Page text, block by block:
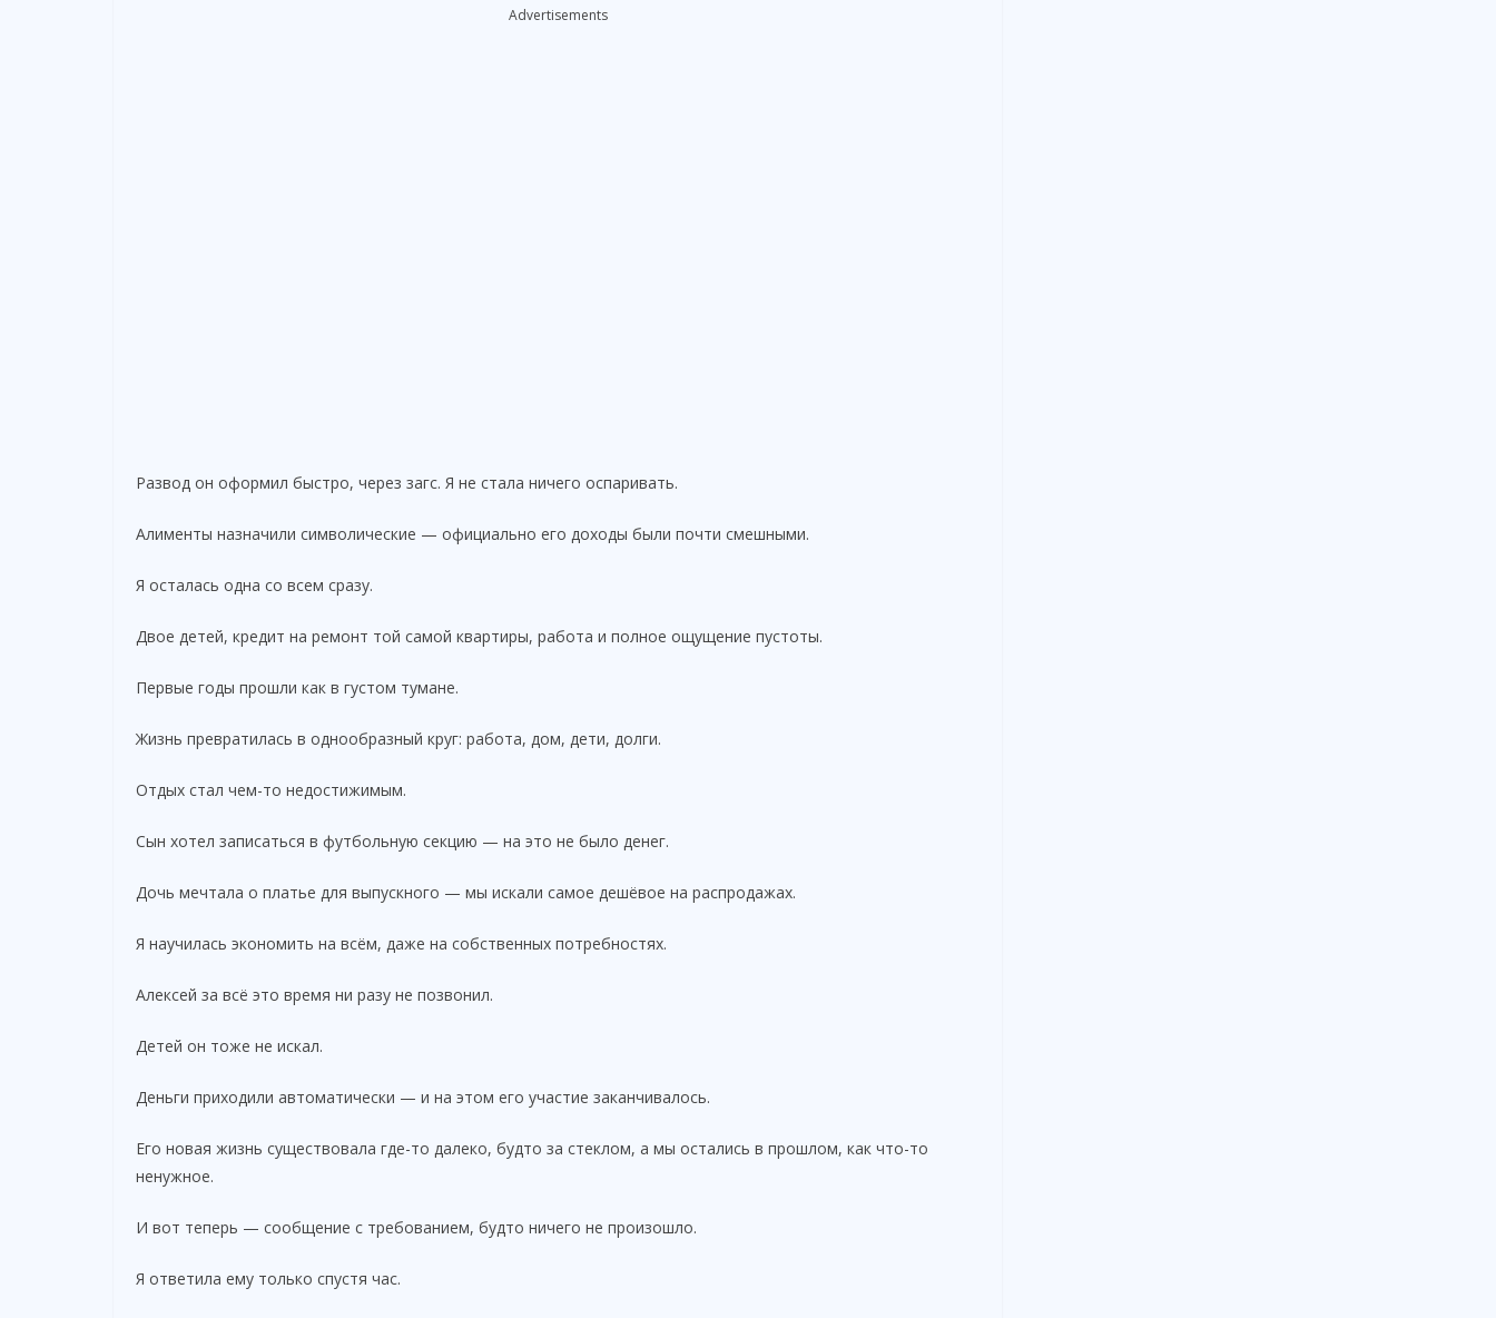
Advertisements
Развод он оформил быстро, через загс. Я не стала ничего оспаривать.
Алименты назначили символические — официально его доходы были почти смешными.
Я осталась одна со всем сразу.
Двое детей, кредит на ремонт той самой квартиры, работа и полное ощущение пустоты.
Первые годы прошли как в густом тумане.
Жизнь превратилась в однообразный круг: работа, дом, дети, долги.
Отдых стал чем-то недостижимым.
Сын хотел записаться в футбольную секцию — на это не было денег.
Дочь мечтала о платье для выпускного — мы искали самое дешёвое на распродажах.
Я научилась экономить на всём, даже на собственных потребностях.
Алексей за всё это время ни разу не позвонил.
Детей он тоже не искал.
Деньги приходили автоматически — и на этом его участие заканчивалось.
Его новая жизнь существовала где-то далеко, будто за стеклом, а мы остались в прошлом, как что-то
ненужное.
И вот теперь — сообщение с требованием, будто ничего не произошло.
Я ответила ему только спустя час.